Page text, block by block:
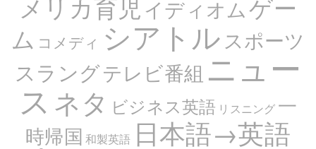
イディオム
ム コメディ シアトル スポーツ
スラングテレビ番組 ニュー
ス ネタ ビジネス英語 リスニング 一
時帰国 和製英語 日本語→英語